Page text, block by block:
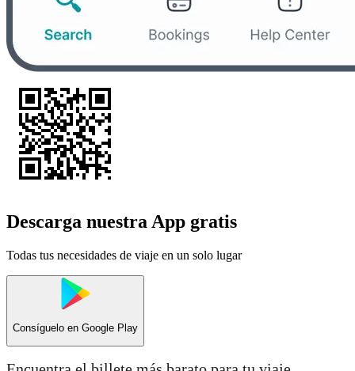
Descarga nuestra App gratis
Todas tus necesidades de viaje en un solo lugar
Consíguelo en Google Play